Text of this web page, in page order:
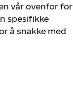
vår ovenfor for
spesifikke
å snakke med